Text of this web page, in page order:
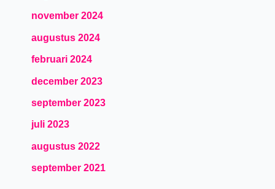
november 2024
augustus 2024
februari 2024
december 2023
september 2023
juli 2023
augustus 2022
september 2021